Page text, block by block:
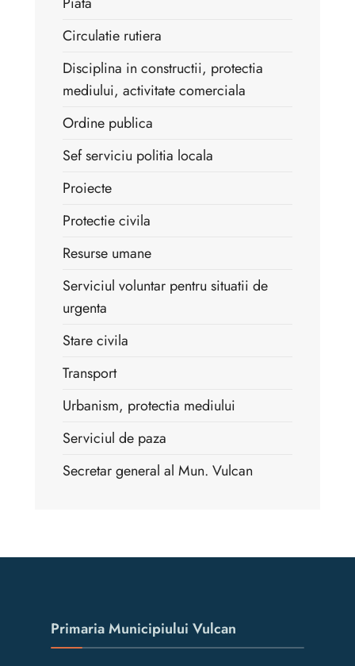
Circulatie rutiera
Disciplina in constructii, protectia
mediului, activitate comerciala
Ordine publica
Sef serviciu politia locala
Proiecte
Protectie civila
Resurse umane
Serviciul voluntar pentru situatii de
urgenta
Stare civila
Transport
Urbanism, protectia mediului
Serviciul de paza
Secretar general al Mun. Vulcan
Primaria Municipiului Vulcan